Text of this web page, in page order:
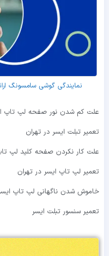
نمایندگی گوشی سامسونگ
علت کم شدن نور صفحه لپ تاپ
تعمیر تبلت ایسر در تهران
علت کار نکردن صفحه کلید لپ
تعمیر لپ تاپ ایسر در تهران
خاموش شدن ناگهانی لپ تاپ
تعمیر سنسور تبلت ایسر